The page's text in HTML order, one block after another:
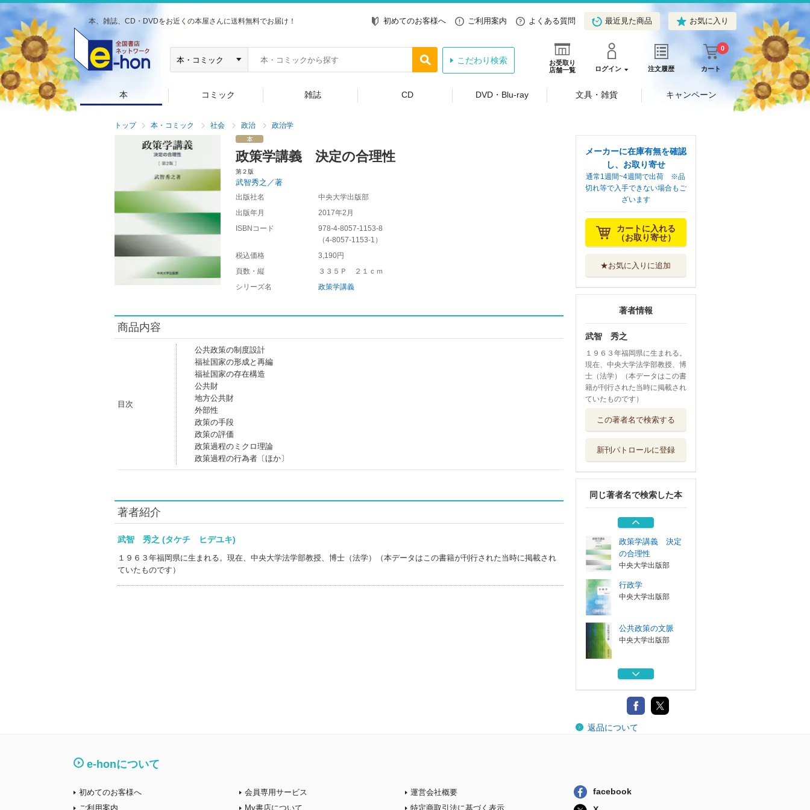
本、雑誌、CD・DVDをお近くの本屋さんに送料無料でお届け！ 初めてのお客様へ ご利用案内 よくある質問 最近見た商品 お気に入り
お受取り
店舗一覧
ログイン 注文履歴 カート
0
こだわり検索
本 コミック 雑誌 CD DVD・Blu-ray 文具・雑貨 キャンペーン
トップ 本・コミック 社会 政治 政治学
政策学講義 決定の合理性
第２版
武智秀之／著
出版社名
中央大学出版部
出版年月
2017年2月
ISBNコード
978-4-8057-1153-8
（4-8057-1153-1 ）
税込価格
3,190円
頁数・縦
３３５Ｐ ２１ｃｍ
シリーズ名
政策学講義
商品内容
目次
公共政策の制度設計
福祉国家の形成と再編
福祉国家の存在構造
公共財
地方公共財
外部性
政策の手段
政策の評価
政策過程のミクロ理論
政策過程の行為者〔ほか〕
著者紹介
武智 秀之 (タケチ ヒデユキ)
１９６３年福岡県に生まれる。現在、中央大学法学部教授、博士（法学）（本データはこの書籍が刊行された当時に掲載され
ていたものです）
メーカーに在庫有無を確認
し、お取り寄せ
通常1週間~4週間で出荷 ※品
切れ等で入手できない場合もご
ざいます
カートに入れる
（お取り寄せ）
★お気に入りに追加
著者情報
武智 秀之
１９６３年福岡県に生まれる。
現在、中央大学法学部教授、博
士（法学）（本データはこの書
籍が刊行された当時に掲載され
ていたものです）
この著者名で検索する
新刊パトロールに登録
同じ著者名で検索した本
中央大学出版部
政策学講義 決定
中央大学出版部
政府の理性、自治
の精神
中央大学出版部
政策学講義 決定
の合理性
中央大学出版部
行政学
中央大学出版部
公共政策の文脈
中央大学出版部
政策学講義 決定
中央大学出版部
政府の理性、自治
の精神
返品について
e-honについて
初めてのお客様へ
ご利用案内
会員専用サービス
My書店について
運営会社概要
特定商取引法に基づく表示
facebook